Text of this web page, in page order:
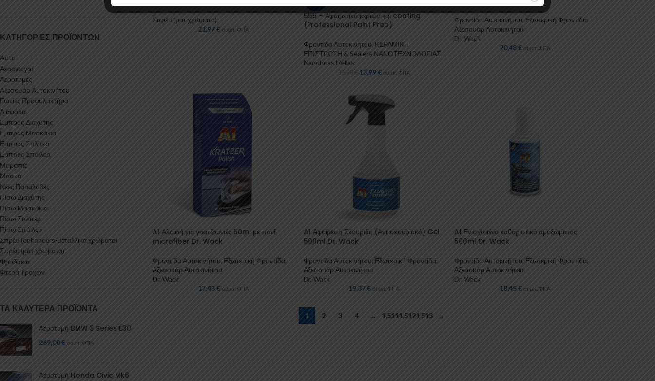
ΚΑΤΗΓΟΡΊΕΣ ΠΡΟΪΌΝΤΩΝ
Auto
Αεραγωγοί
Αεροτομές
Αξεσουάρ Αυτοκινήτου
Γωνίες Προφυλακτήρα
Διάφορα
Εμπρός Διαχύτης
Εμπρός Μασκάκια
Εμπρός Σπλίτερ
Εμπρός Σπόιλερ
Μαρσπιέ
Μάσκα
Νέες Παραλαβές
Πίσω Διαχύτης
Πίσω Μασκάκια
Πίσω Σπλίτερ
Πίσω Σπόιλερ
Σπρέυ (enhancers-μεταλλικά χρώματα)
Σπρέυ (ματ χρώματα)
Φρυδάκια
Φτερά Τροχών
ΤΑ ΚΑΛΎΤΕΡΑ ΠΡΟΪΌΝΤΑ
Αεροτομή BMW 3 Series E30
269,00€ συμπ. ΦΠΑ
Αεροτομή Honda Civic Mk6
Σπρέυ (ματ χρώματα)
21,97€ συμπ. ΦΠΑ
555 – Αφαιρετικό κεριών και coating
(Professional Paint Prep)
Φροντίδα Αυτοκινήτου, ΚΕΡΑΜΙΚΗ
ΕΠΙΣΤΡΩΣΗ & Sealers ΝΑΝΟΤΕΧΝΟΛΟΓΙΑΣ
Nanoboss Hellas
16,99€ 13,99€ συμπ. ΦΠΑ
Φροντίδα Αυτοκινήτου, Εξωτερική Φροντίδα,
Αξεσουάρ Αυτοκινήτου
Dr. Wack
20,48€ συμπ. ΦΠΑ
A1 Αλοιφή για γρατζουνιές 50ml με πανί
microfiber Dr. Wack
Φροντίδα Αυτοκινήτου Εξωτερική Φροντίδα,
Αξεσουάρ Αυτοκινήτου
Dr. Wack
17,43€ συμπ. ΦΠΑ
A1 Αφαίρεση Σκουριάς (Αντισκουριακό) Gel
500ml Dr. Wack
Φροντίδα Αυτοκινήτου Εξωτερική Φροντίδα,
Αξεσουάρ Αυτοκινήτου
Dr. Wack
19,37€ συμπ. ΦΠΑ
A1 Ενισχυμένο καθαριστικό αμαξώματος
500ml Dr. Wack
Φροντίδα Αυτοκινήτου Εξωτερική Φροντίδα,
Αξεσουάρ Αυτοκινήτου
Dr. Wack
18,45€ συμπ. ΦΠΑ
1 2 3 4 … 1,5111,5121,513 →